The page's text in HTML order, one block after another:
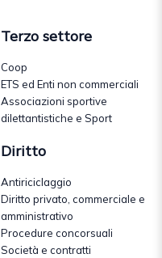
Terzo settore
Coop
ETS ed Enti non commerciali
Associazioni sportive
dilettantistiche e Sport
Diritto
Antiriciclaggio
Diritto privato, commerciale e
amministrativo
Procedure concorsuali
Società e contratti